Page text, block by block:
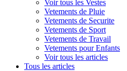
Voir tous les Vestes
Vetements de Pluie
Vetements de Securite
Vetements de Sport
Vetements de Travail
Vetements pour Enfants
Voir tous les articles
Tous les articles